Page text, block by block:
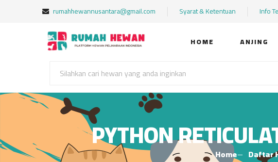
rumahhewannusantara@gmail.com Syarat & Ketentuan Info
HOME ANJING
PYTHON Home Daftar